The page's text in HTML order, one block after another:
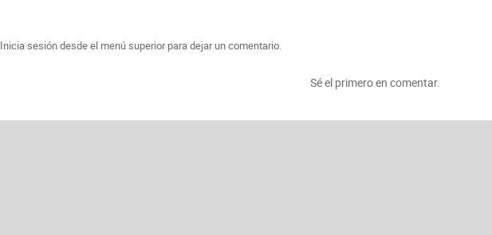
Inicia sesión desde el menú superior para dejar un comentario.
Sé el primero en comentar.